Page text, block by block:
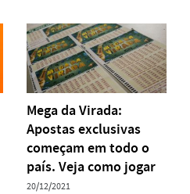
Mega da Virada:
Apostas exclusivas
começam em todo o
país. Veja como jogar
20/12/2021